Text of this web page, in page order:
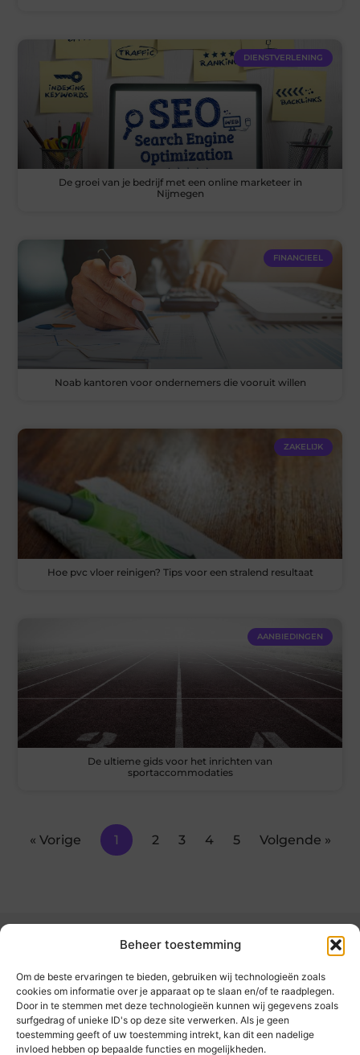
Beheer toestemming
Om de beste ervaringen te bieden, gebruiken wij technologieën zoals
cookies om informatie over je apparaat op te slaan en/of te raadplegen.
Door in te stemmen met deze technologieën kunnen wij gegevens zoals
surfgedrag of unieke ID's op deze site verwerken. Als je geen
toestemming geeft of uw toestemming intrekt, kan dit een nadelige
invloed hebben op bepaalde functies en mogelijkheden.
DIENSTVERLENING
De groei van je bedrijf met een online marketeer in
Nijmegen
FINANCIEEL
Noab kantoren voor ondernemers die vooruit willen
ZAKELIJK
Hoe pvc vloer reinigen? Tips voor een stralend resultaat
AANBIEDINGEN
De ultieme gids voor het inrichten van
sportaccommodaties
« Vorige 1 2 3 4 5 Volgende »
kickinsite.nl – Echt, eerlijk, alles wat telt.